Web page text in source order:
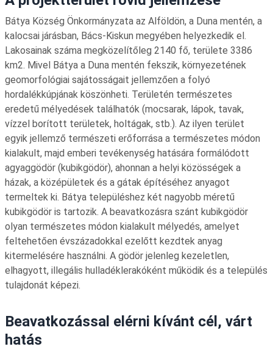
Bátya Község Önkormányzata az Alföldön, a Duna mentén, a
kalocsai járásban, Bács-Kiskun megyében helyezkedik el.
Lakosainak száma megközelítőleg 2140 fő, területe 3386
km2. Mivel Bátya a Duna mentén fekszik, környezetének
geomorfológiai sajátosságait jellemzően a folyó
hordalékkúpjának köszönheti. Területén természetes
eredetű mélyedések találhatók (mocsarak, lápok, tavak,
vízzel borított területek, holtágak, stb.). Az ilyen terület
egyik jellemző természeti erőforrása a természetes módon
kialakult, majd emberi tevékenység hatására formálódott
agyaggödör (kubikgödör), ahonnan a helyi közösségek a
házak, a középületek és a gátak építéséhez anyagot
termeltek ki. Bátya településhez két nagyobb méretű
kubikgödör is tartozik. A beavatkozásra szánt kubikgödör
olyan természetes módon kialakult mélyedés, amelyet
feltehetően évszázadokkal ezelőtt kezdtek anyag
kitermelésére használni. A gödör jelenleg kezeletlen,
elhagyott, illegális hulladéklerakóként működik és a település
tulajdonát képezi.
Beavatkozással elérni kívánt cél, várt
hatás